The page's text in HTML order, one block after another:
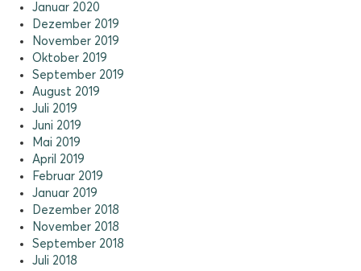
Januar 2020
Dezember 2019
November 2019
Oktober 2019
September 2019
August 2019
Juli 2019
Juni 2019
Mai 2019
April 2019
Februar 2019
Januar 2019
Dezember 2018
November 2018
September 2018
Juli 2018